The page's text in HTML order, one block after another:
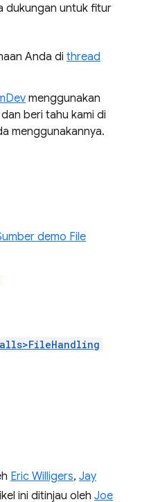
dukungan untuk fitur
Anda di thread
menggunakan
dan beri tahu kami di
menggunakannya.
demo File
Eric Willigers, Jay
ini ditinjau oleh Joe